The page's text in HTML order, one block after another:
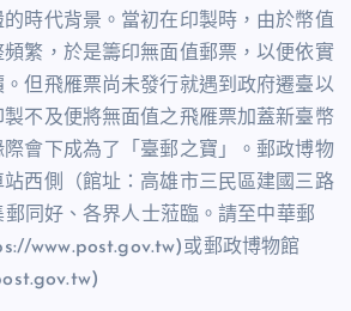
時代背景。當初在印製時，由於幣值
繁，於是籌印無面值郵票，以便依實
。但飛雁票尚未發行就遇到政府遷臺以
不及便將無面值之飛雁票加蓋新臺幣
會下成為了「臺郵之寶」。郵政博物
西側（館址：高雄市三民區建國三路
同好、各界人士蒞臨。請至中華郵
www.post.gov.tw)或郵政博物館